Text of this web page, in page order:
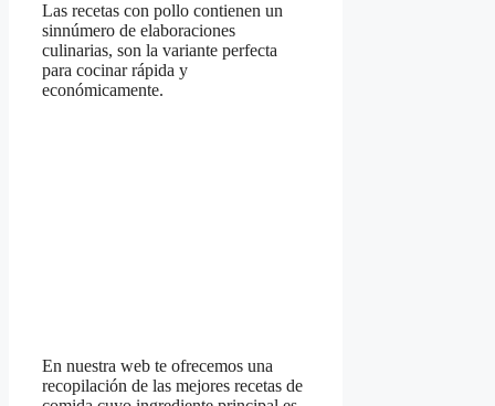
Las recetas con pollo contienen un
sinnúmero de elaboraciones
culinarias, son la variante perfecta
para cocinar rápida y
económicamente.
En nuestra web te ofrecemos una
recopilación de las mejores recetas de